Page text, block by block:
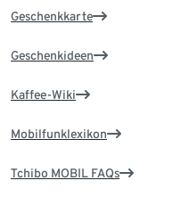
Geschenkkarte
Geschenkideen
Kaffee-Wiki
Mobilfunklexikon
Tchibo MOBIL FAQs